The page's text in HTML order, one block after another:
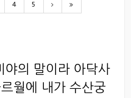
4 5
야의 말이라 아닥사
월에 내가 수산궁